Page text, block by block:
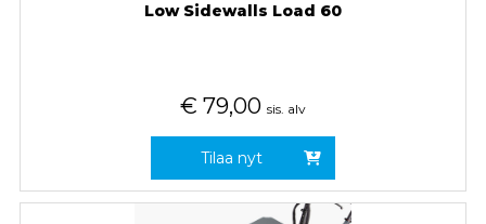
Low Sidewalls Load 60
€ 79,00 sis. alv
Tilaa nyt